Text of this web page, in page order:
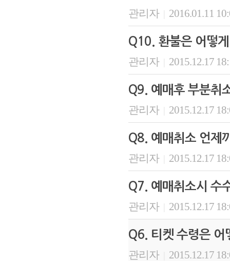
관리자 2016.01.11
Q10. 환불은 어떻
관리자 2015.12.17
Q9. 예매후 부분취
관리자 2015.12.17
Q8. 예매취소 언제
관리자 2015.12.17
Q7. 예매취소시 수
관리자 2015.12.17
Q6. 티켓 수령은 어
관리자 2015.12.17